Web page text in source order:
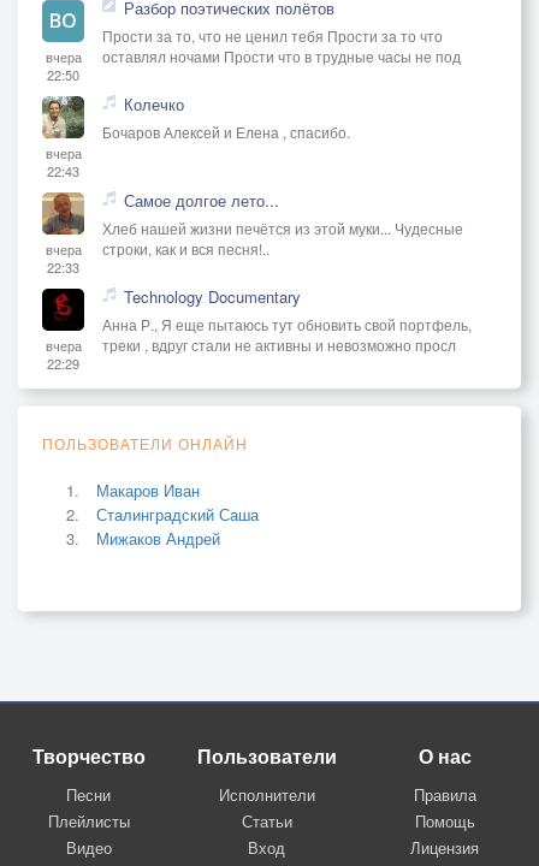
вчера
22:50
Разбор поэтических полётов
Прости за то, что не ценил тебя Прости за то что
оставлял ночами Прости что в трудные часы не под
вчера
22:43
Колечко
Бочаров Алексей и Елена , спасибо.
вчера
22:33
Самое долгое лето...
Хлеб нашей жизни печётся из этой муки... Чудесные
строки, как и вся песня!..
вчера
22:29
Technology Documentary
Анна Р., Я еще пытаюсь тут обновить свой портфель,
треки , вдруг стали не активны и невозможно просл
ПОЛЬЗОВАТЕЛИ ОНЛАЙН
Макаров Иван
Сталинградский Саша
Мижаков Андрей
Творчество
Песни
Плейлисты
Видео
Пользователи
Исполнители
Статьи
Вход
О нас
Правила
Помощь
Лицензия